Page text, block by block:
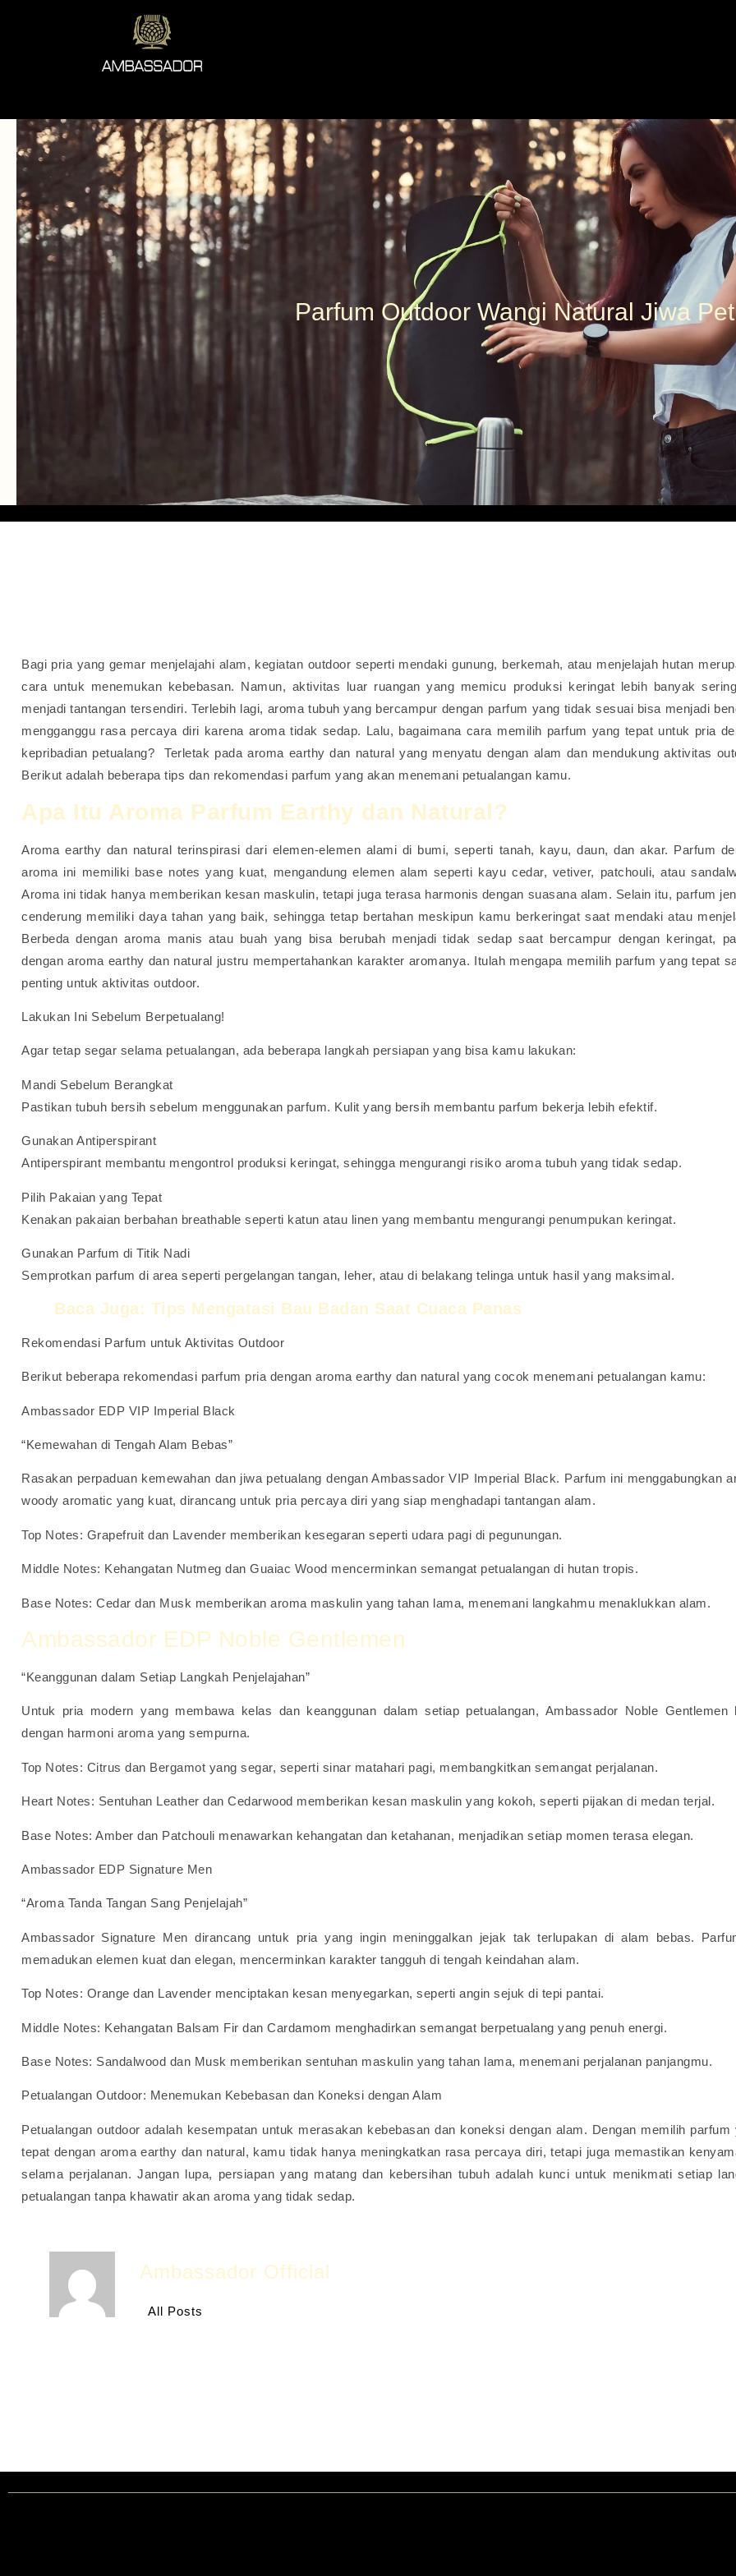
Parfum Outdoor Wangi Natural Jiwa
Bagi pria yang gemar menjelajahi alam, kegiatan outdoor seperti mendaki gunung, berkemah, atau menjelajah hutan
cara untuk menemukan kebebasan. Namun, aktivitas luar ruangan yang memicu produksi keringat lebih banyak
menjadi tantangan tersendiri. Terlebih lagi, aroma tubuh yang bercampur dengan parfum yang tidak sesuai bisa menjadi
mengganggu rasa percaya diri karena aroma tidak sedap. Lalu, bagaimana cara memilih parfum yang tepat untuk pria
kepribadian petualang? Terletak pada aroma earthy dan natural yang menyatu dengan alam dan mendukung aktivitas
Berikut adalah beberapa tips dan rekomendasi parfum yang akan menemani petualangan kamu.
Apa Itu Aroma Parfum Earthy dan Natural?
Aroma earthy dan natural terinspirasi dari elemen-elemen alami di bumi, seperti tanah, kayu, daun, dan akar. Parfum
aroma ini memiliki base notes yang kuat, mengandung elemen alam seperti kayu cedar, vetiver, patchouli, atau
Aroma ini tidak hanya memberikan kesan maskulin, tetapi juga terasa harmonis dengan suasana alam. Selain itu, parfum
cenderung memiliki daya tahan yang baik, sehingga tetap bertahan meskipun kamu berkeringat saat mendaki atau
Berbeda dengan aroma manis atau buah yang bisa berubah menjadi tidak sedap saat bercampur dengan keringat,
dengan aroma earthy dan natural justru mempertahankan karakter aromanya. Itulah mengapa memilih parfum yang tepat
penting untuk aktivitas outdoor.
Lakukan Ini Sebelum Berpetualang!
Agar tetap segar selama petualangan, ada beberapa langkah persiapan yang bisa kamu lakukan:
Mandi Sebelum Berangkat
Pastikan tubuh bersih sebelum menggunakan parfum. Kulit yang bersih membantu parfum bekerja lebih efektif.
Gunakan Antiperspirant
Antiperspirant membantu mengontrol produksi keringat, sehingga mengurangi risiko aroma tubuh yang tidak sedap.
Pilih Pakaian yang Tepat
Kenakan pakaian berbahan breathable seperti katun atau linen yang membantu mengurangi penumpukan keringat.
Gunakan Parfum di Titik Nadi
Semprotkan parfum di area seperti pergelangan tangan, leher, atau di belakang telinga untuk hasil yang maksimal.
Baca Juga: Tips Mengatasi Bau Badan Saat Cuaca Panas
Rekomendasi Parfum untuk Aktivitas Outdoor
Berikut beberapa rekomendasi parfum pria dengan aroma earthy dan natural yang cocok menemani petualangan kamu:
Ambassador EDP VIP Imperial Black
“Kemewahan di Tengah Alam Bebas”
Rasakan perpaduan kemewahan dan jiwa petualang dengan Ambassador VIP Imperial Black. Parfum ini menggabungkan
woody aromatic yang kuat, dirancang untuk pria percaya diri yang siap menghadapi tantangan alam.
Top Notes: Grapefruit dan Lavender memberikan kesegaran seperti udara pagi di pegunungan.
Middle Notes: Kehangatan Nutmeg dan Guaiac Wood mencerminkan semangat petualangan di hutan tropis.
Base Notes: Cedar dan Musk memberikan aroma maskulin yang tahan lama, menemani langkahmu menaklukkan alam.
Ambassador EDP Noble Gentlemen
“Keanggunan dalam Setiap Langkah Penjelajahan”
Untuk pria modern yang membawa kelas dan keanggunan dalam setiap petualangan, Ambassador Noble Gentlemen
dengan harmoni aroma yang sempurna.
Top Notes: Citrus dan Bergamot yang segar, seperti sinar matahari pagi, membangkitkan semangat perjalanan.
Heart Notes: Sentuhan Leather dan Cedarwood memberikan kesan maskulin yang kokoh, seperti pijakan di medan terjal.
Base Notes: Amber dan Patchouli menawarkan kehangatan dan ketahanan, menjadikan setiap momen terasa elegan.
Ambassador EDP Signature Men
“Aroma Tanda Tangan Sang Penjelajah”
Ambassador Signature Men dirancang untuk pria yang ingin meninggalkan jejak tak terlupakan di alam bebas.
memadukan elemen kuat dan elegan, mencerminkan karakter tangguh di tengah keindahan alam.
Top Notes: Orange dan Lavender menciptakan kesan menyegarkan, seperti angin sejuk di tepi pantai.
Middle Notes: Kehangatan Balsam Fir dan Cardamom menghadirkan semangat berpetualang yang penuh energi.
Base Notes: Sandalwood dan Musk memberikan sentuhan maskulin yang tahan lama, menemani perjalanan panjangmu.
Petualangan Outdoor: Menemukan Kebebasan dan Koneksi dengan Alam
Petualangan outdoor adalah kesempatan untuk merasakan kebebasan dan koneksi dengan alam. Dengan memilih parfum
tepat dengan aroma earthy dan natural, kamu tidak hanya meningkatkan rasa percaya diri, tetapi juga memastikan
selama perjalanan. Jangan lupa, persiapan yang matang dan kebersihan tubuh adalah kunci untuk menikmati setiap
petualangan tanpa khawatir akan aroma yang tidak sedap.
Ambassador Official
All Posts